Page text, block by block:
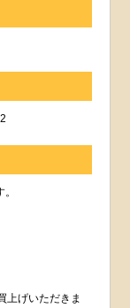
上げいただきま